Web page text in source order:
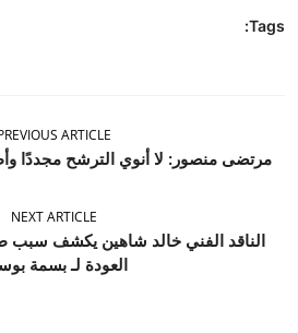
Tags:
ARTICLE
مرتضى منصور: لا أنوي الترشح مجددًا
NEXT ARTICLE
الناقد الفني خالد شاهين يكشف
العودة لـ بسمة